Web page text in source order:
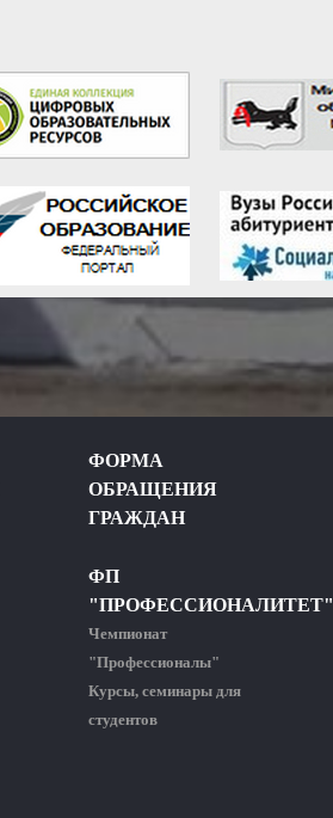
ФОРМА
ОБРАЩЕНИЯ
ГРАЖДАН
ФП
"ПРОФЕССИОНАЛИТЕТ"
Чемпионат
"Профессионалы"
Курсы, семинары для
студентов